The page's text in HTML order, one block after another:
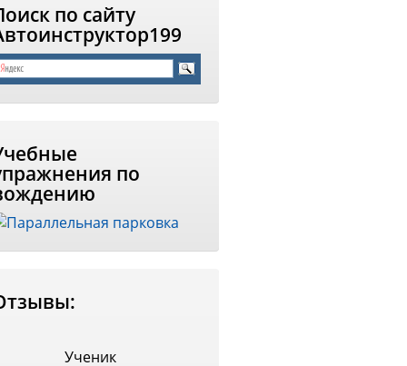
по сайту
по
Ученик